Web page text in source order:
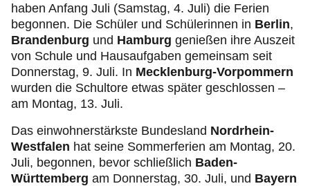
haben Anfang Juli (Samstag, 4. Juli) die Ferien
begonnen. Die Schüler und Schülerinnen in Berlin,
Brandenburg und Hamburg genießen ihre Auszeit
von Schule und Hausaufgaben gemeinsam seit
Donnerstag, 9. Juli. In Mecklenburg-Vorpommern
wurden die Schultore etwas später geschlossen –
am Montag, 13. Juli.
Das einwohnerstärkste Bundesland Nordrhein-
Westfalen hat seine Sommerferien am Montag, 20.
Juli, begonnen, bevor schließlich Baden-
Württemberg am Donnerstag, 30. Juli, und Bayern